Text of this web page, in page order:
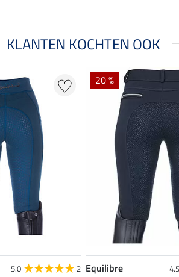
KLANTEN KOCHTEN OOK
5.0 2
20 %
Equilibre 4.5